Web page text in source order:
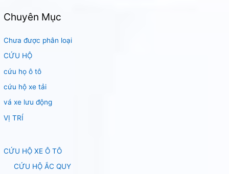
Chuyên Mục
Chưa được phân loại
CỨU HỘ
cứu họ ô tô
cứu hộ xe tải
vá xe lưu động
VỊ TRÍ
CỨU HỘ XE Ô TÔ
CỨU HỘ ẮC QUY